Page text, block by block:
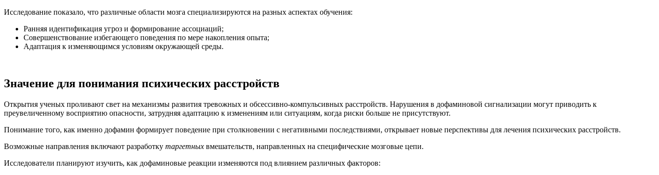
Исследование показало, что различные области мозга специализируются на разных аспектах обучения:
Ранняя идентификация угроз и формирование ассоциаций;
Совершенствование избегающего поведения по мере накопления опыта;
Адаптация к изменяющимся условиям окружающей среды.
Значение для понимания психических расстройств
Открытия ученых проливают свет на механизмы развития тревожных и обсессивно-компульсивных расстройств. Нарушения в дофаминовой сигнализации могут приводить к
преувеличенному восприятию опасности, затрудняя адаптацию к изменениям или ситуациям, когда риски больше не присутствуют.
Понимание того, как именно дофамин формирует поведение при столкновении с негативными последствиями, открывает новые перспективы для лечения психических расстройств.
Возможные направления включают разработку таргетных вмешательств, направленных на специфические мозговые цепи.
Исследователи планируют изучить, как дофаминовые реакции изменяются под влиянием различных факторов: